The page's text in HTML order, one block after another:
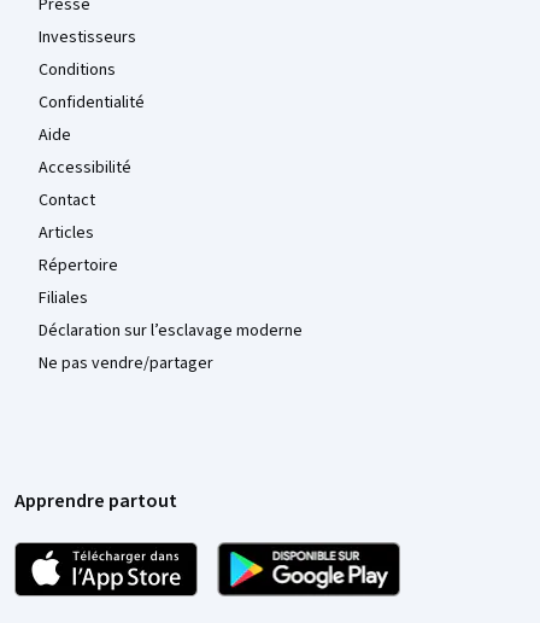
Investisseurs
Conditions
Confidentialité
Aide
Accessibilité
Contact
Articles
Répertoire
Filiales
Déclaration sur l’esclavage moderne
Ne pas vendre/partager
Apprendre partout